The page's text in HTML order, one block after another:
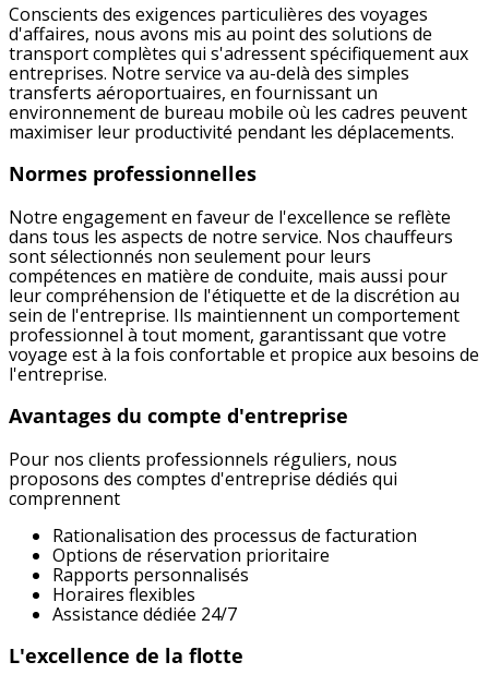
Conscients des exigences particulières des voyages
d'affaires, nous avons mis au point des solutions de
transport complètes qui s'adressent spécifiquement aux
entreprises. Notre service va au-delà des simples
transferts aéroportuaires, en fournissant un
environnement de bureau mobile où les cadres peuvent
maximiser leur productivité pendant les déplacements.
Normes professionnelles
Notre engagement en faveur de l'excellence se reflète
dans tous les aspects de notre service. Nos chauffeurs
sont sélectionnés non seulement pour leurs
compétences en matière de conduite, mais aussi pour
leur compréhension de l'étiquette et de la discrétion au
sein de l'entreprise. Ils maintiennent un comportement
professionnel à tout moment, garantissant que votre
voyage est à la fois confortable et propice aux besoins de
l'entreprise.
Avantages du compte d'entreprise
Pour nos clients professionnels réguliers, nous
proposons des comptes d'entreprise dédiés qui
comprennent
Rationalisation des processus de facturation
Options de réservation prioritaire
Rapports personnalisés
Horaires flexibles
Assistance dédiée 24/7
L'excellence de la flotte